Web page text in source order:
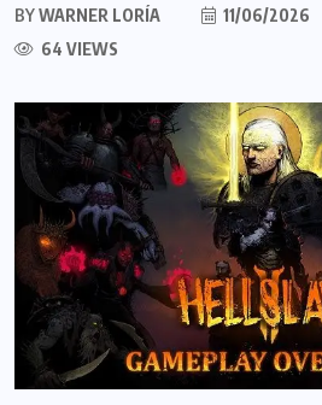
BYWARNER LORÍA 11/06/2026
64 VIEWS